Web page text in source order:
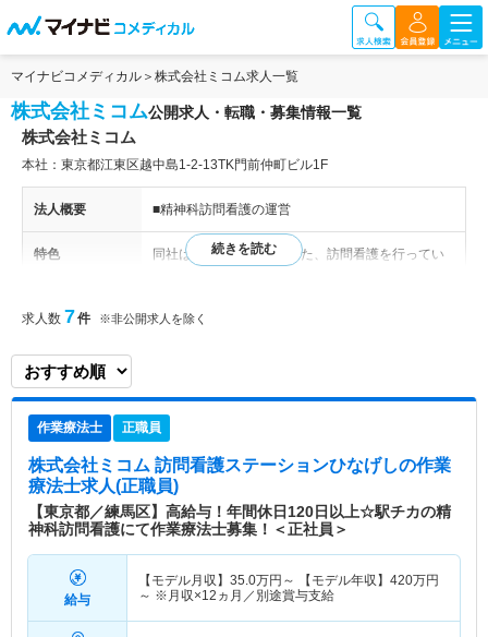
マイナビコメディカル 株式会社ミコム求人一覧
株式会社ミコム公開求人・転職・募集情報一覧
株式会社ミコム
本社：東京都江東区越中島1-2-13TK門前仲町ビル1F
法人概要 ■精神科訪問看護の運営
特色
同社は2019年に設立された、訪問看護を行ってい
おり、地域の関係機関との連携もスムーズに行い、
求人数 7件 ※非公開求人を除く
作業療法士 正職員
株式会社ミコム 訪問看護ステーションひなげしの作業
療法士求人(正職員)
【東京都／練馬区】高給与！年間休日120日以上☆駅チカの精
神科訪問看護にて作業療法士募集！＜正社員＞
給与
【モデル月収】 35.0万円～ 【モデル年収】 420万円
～ ※月収×12ヵ月／別途賞与支給